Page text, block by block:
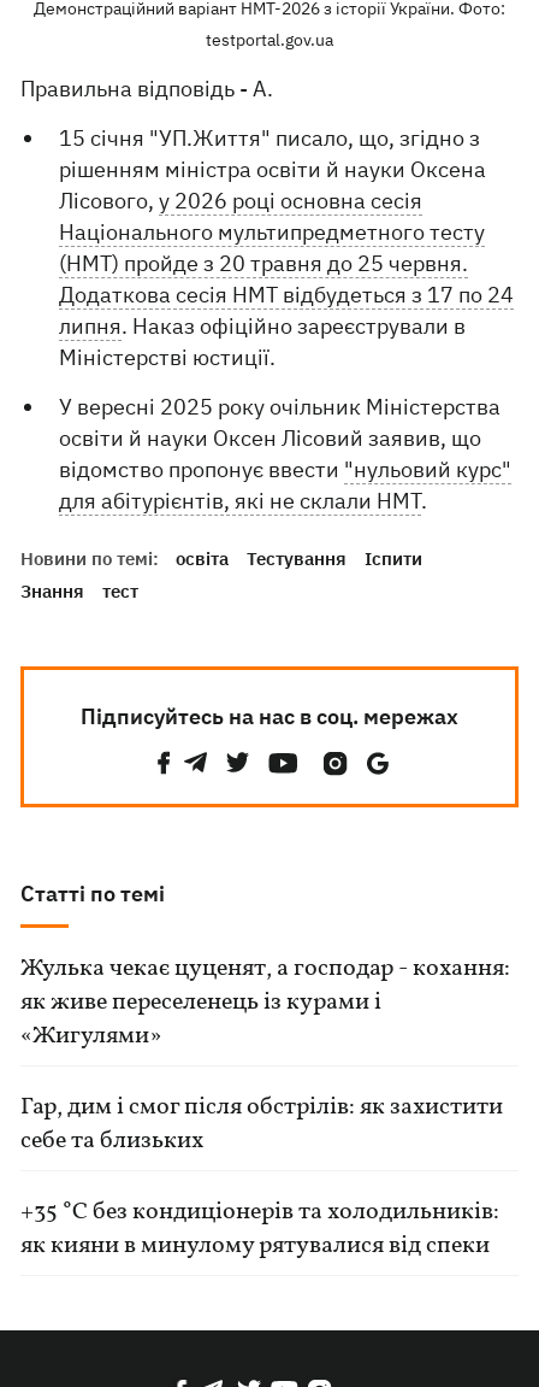
Демонстраційний варіант НМТ-2026 з історії України. Фото:
testportal.gov.ua
Правильна відповідь - А.
15 січня "УП.Життя" писало, що, згідно з
рішенням міністра освіти й науки Оксена
Лісового,у 2026 році основна сесія
Національного мультипредметного тесту
(НМТ) пройде з 20 травня до 25 червня.
Додаткова сесія НМТ відбудеться з 17 по 24
липня. Наказ офіційно зареєстрували в
Міністерстві юстиції.
У вересні 2025 року очільник Міністерства
освіти й науки Оксен Лісовий заявив, що
відомство пропонує ввести "нульовий курс"
для абітурієнтів, які не склали НМТ.
Новини по темі: освіта Тестування
Іспити
Знання
тест
Підписуйтесь на нас в соц. мережах
Статті по темі
Жулька чекає цуценят, а господар - кохання:
як живе переселенець із курами і
«Жигулями»
Гар, дим і смог після обстрілів: як захистити
себе та близьких
+35 °C без кондиціонерів та холодильників:
як кияни в минулому рятувалися від спеки